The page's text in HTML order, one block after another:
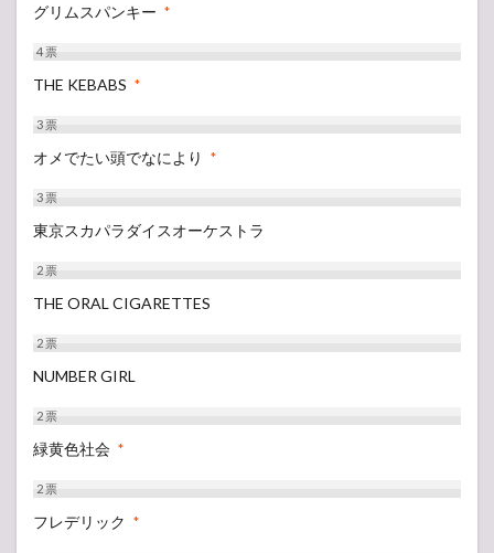
グリムスパンキー *
4票
THE KEBABS *
3票
オメでたい頭でなにより *
3票
東京スカパラダイスオーケストラ
2票
THE ORAL CIGARETTES
2票
NUMBER GIRL
2票
緑黄色社会 *
2票
フレデリック *